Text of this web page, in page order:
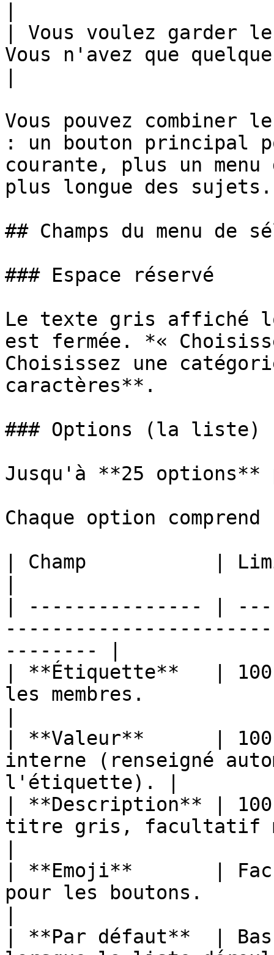
| Vous voulez garder
Vous n'avez que
Vous pouvez combiner
: un bouton principal
courante, plus un
plus longue des sujets.
## Champs du menu de
### Espace réservé
Le texte gris affiché
est fermée. *«
Choisissez une
caractères**.
### Options (la liste)
Jusqu'à **25 options**
Chaque option
| Champ           |
| --------------- |
-------- |
| **Étiquette**   | 100
les membres.
| **Valeur**      |
interne (renseigné
l'étiquette). |
| **Description** |
titre gris, facultatif
| **Emoji**       |
pour les boutons.
| **Par défaut**  |